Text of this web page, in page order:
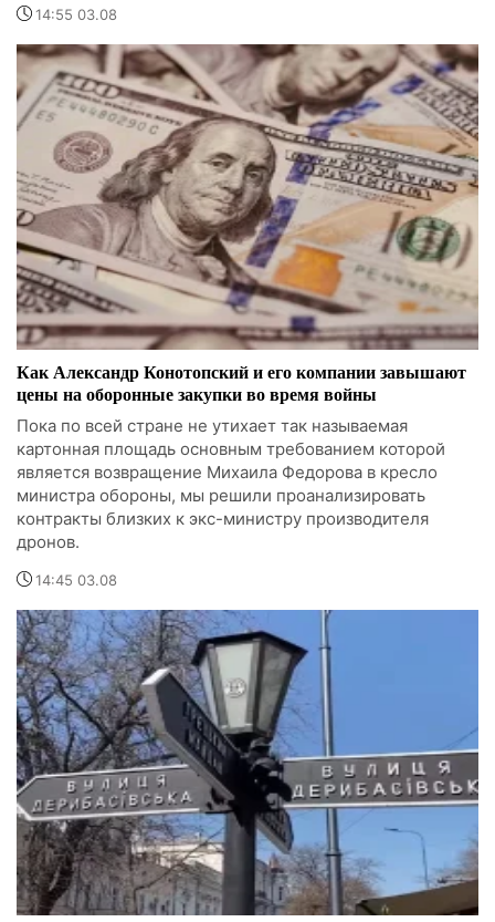
14:55 03.08
Как Александр Конотопский и его компании завышают
цены на оборонные закупки во время войны
Пока по всей стране не утихает так называемая
картонная площадь основным требованием которой
является возвращение Михаила Федорова в кресло
министра обороны, мы решили проанализировать
контракты близких к экс-министру производителя
дронов.
14:45 03.08